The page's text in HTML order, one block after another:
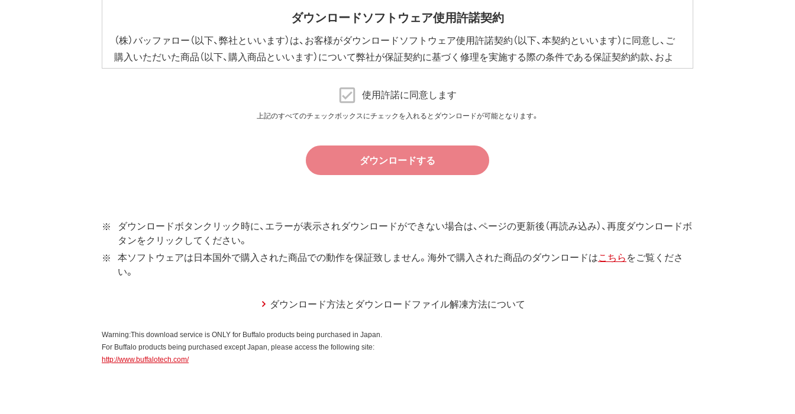
ダウンロードソフトウェア使用許諾契約
（株）バッファロー（以下、弊社といいます）は、お客様がダウンロードソフトウェア使用許諾契約（以下、本契約といいます）に同意し、ご
購入いただいた商品（以下、購入商品といいます）について弊社が保証契約に基づく修理を実施する際の条件である保証契約約款、およ
びそれに含まれるソフトウェア（以下、添付ソフトウェアといいます）の使用許諾契約に同意する場合にかぎり、ダウンロードソフト
ウェア（弊社ダウンロードサービスに提供される、全てのソフトウェア（ユーティリティ・ファームウェア・ドライバなど）を含み以下、本
弊社は、本契約に規定する条件で、本ソフトウェアの使用をお客様に非専属的に許諾します。
ウェアの使用許諾権者は、使用許諾後も引き続きその知的所有権を保持します。
本ソフトウェアに対する知的所有権に関する表示を削除してはならないものとします。
第3条 使用制限
お客様は、本ソフトウェアのソースコードを調べたり、逆アセンブル、逆コンパイル、リバースエンジニアリング、その他の修正を
本ソフトウェアの一部または全部を利用した新しいソフトウェアの開発もこの規定により禁止されます。
使用許諾に同意します
上記のすべてのチェックボックスにチェックを入れるとダウンロードが可能となります。
ダウンロードする
ダウンロードボタンクリック時に、エラーが表示されダウンロードができない場合は、ページの更新後（再読み込み）、再度ダウンロードボ
タンをクリックしてください。
本ソフトウェアは日本国外で購入された商品での動作を保証致しません。海外で購入された商品のダウンロードはこちらをご覧くださ
い。
ダウンロード方法とダウンロードファイル解凍方法について
Warning:This download service is ONLY for Buffalo products being purchased in Japan.
For Buffalo products being purchased except Japan, please access the following site:
http://www.buffalotech.com/